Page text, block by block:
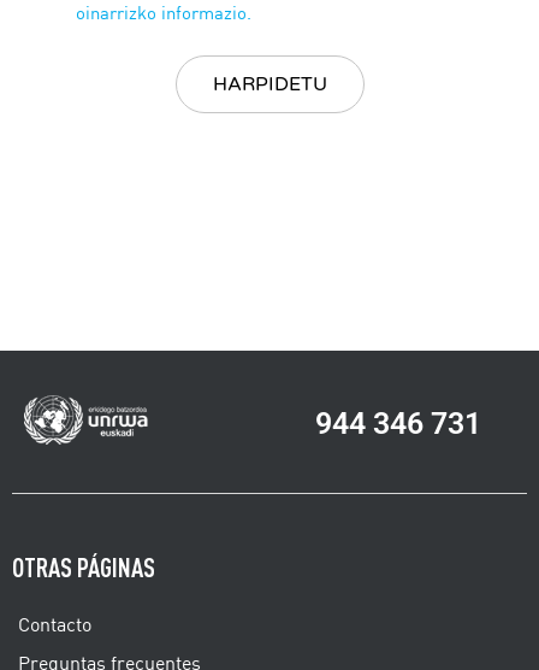
oinarrizko informazio.
HARPIDETU
944 346 731
OTRAS PÁGINAS
Contacto
Preguntas frecuentes